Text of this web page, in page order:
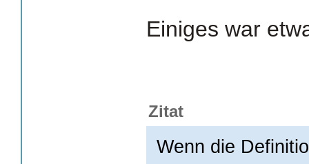
Einiges war
Zitat
Wenn die